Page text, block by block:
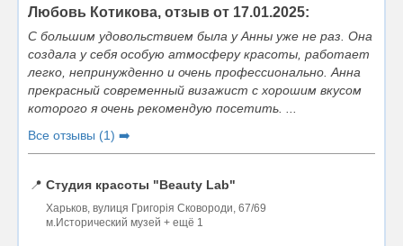
Любовь Котикова, отзыв от 17.01.2025:
С большим удовольствием была у Анны уже не раз. Она
создала у себя особую атмосферу красоты, работает
легко, непринужденно и очень профессионально. Анна
прекрасный современный визажист с хорошим вкусом
которого я очень рекомендую посетить. ...
Все отзывы (1) ➡️
📍 Студия красоты "Beauty Lab"
Харьков, вулиця Григорія Сковороди, 67/69
м.Исторический музей + ещё 1